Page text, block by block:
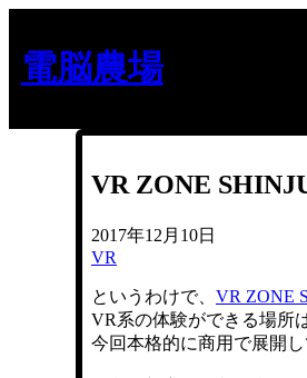
を
ス
ッ
電脳農場
VR ZONE
2017年12月10日
VR
というわけで、 VR ZONE
VR系の体験ができる場所
今回本格的に商用で展開